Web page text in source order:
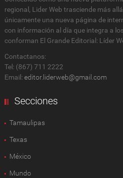
regional, Lider Web trasciende más
únicamente una nueva página de
con información al día que integra a
conforman El Grande Editorial: Líder
Contactanos:
Tel: (867) 711 2222
Email: editor.liderweb@gmail.com
Secciones
Tamaulipas
Texas
México
Mundo